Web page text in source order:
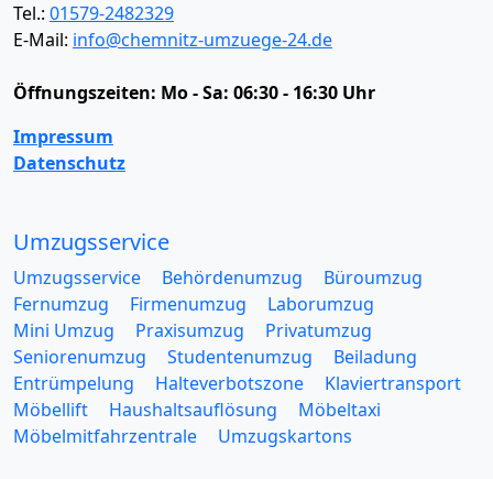
Tel.: 01579-2482329
E-Mail: info@chemnitz-umzuege-24.de
Öffnungszeiten: Mo - Sa: 06:30 - 16:30 Uhr
Impressum
Datenschutz
Umzugsservice
Umzugsservice Behördenumzug
Büroumzug
Fernumzug
Firmenumzug
Laborumzug
Mini Umzug
Praxisumzug
Privatumzug
Seniorenumzug
Studentenumzug
Beiladung
Entrümpelung
Halteverbotszone
Klaviertransport
Möbellift
Haushaltsauflösung
Möbeltaxi
Möbelmitfahrzentrale
Umzugskartons